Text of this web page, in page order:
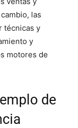
las
técnicas y
y
motores de
de